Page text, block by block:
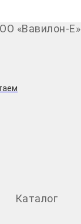
«Вавилон-Е»
Каталог